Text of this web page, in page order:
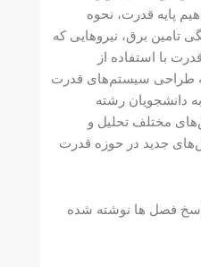
پایه قدرت، نحوه
برق، نیروهایی که
با استفاده از
طراحی سیستم‌های قدرت
دانشجویان رشته
مختلف تحلیل و
جدید در حوزه قدرت
در این حل المسائل پاسخ فصل ها نوشته شده